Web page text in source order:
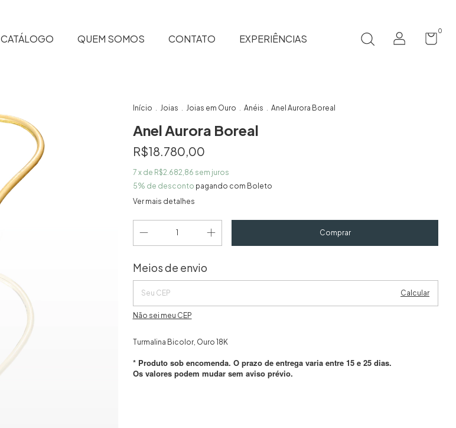
CATÁLOGO QUEM SOMOS CONTATO EXPERIÊNCIAS
0
Início Joias Joias em Ouro Anéis Anel Aurora Boreal
Anel Aurora Boreal
R$18.780,00
7 x de R$2.682,86 sem juros
5% de desconto pagando com Boleto
Ver mais detalhes
Entregas para o CEP:
Meios de envio
Calcular
Não sei meu CEP
Turmalina Bicolor, Ouro 18K
* Produto sob encomenda. O prazo de entrega varia entre 15 e 25 dias.
Os valores podem mudar sem aviso prévio.